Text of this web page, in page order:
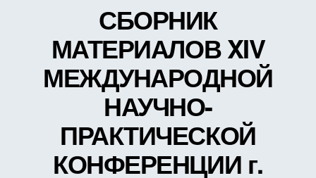
СБОРНИК
МАТЕРИАЛОВ XIV
МЕЖДУНАРОДНОЙ
НАУЧНО-
ПРАКТИЧЕСКОЙ
КОНФЕРЕНЦИИ г.